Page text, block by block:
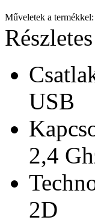
Műveletek a termékkel:
USB
2,4
2D